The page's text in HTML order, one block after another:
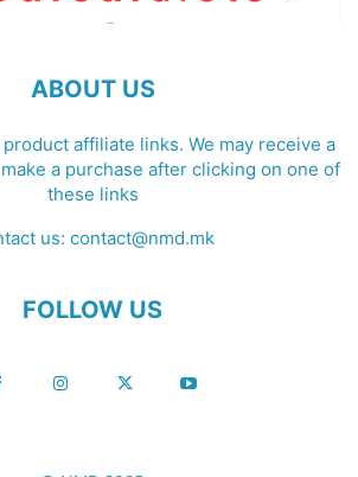
ABOUT US
affiliate links. We may receive a
a purchase after clicking on one of
these links
us: contact@nmd.mk
FOLLOW US